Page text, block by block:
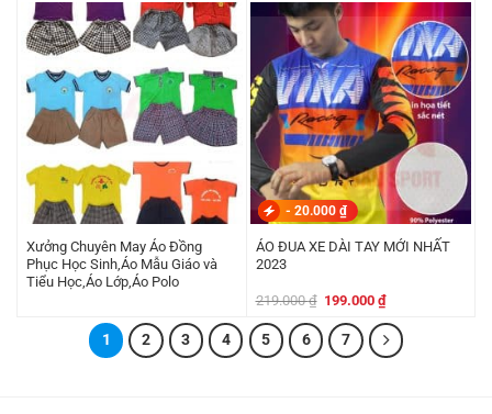
Xưởng Chuyên May Áo Đồng
Phục Học Sinh,Áo Mẫu Giáo và
Tiểu Học,Áo Lớp,Áo Polo
- 20.000 ₫
ÁO ĐUA XE DÀI TAY MỚI NHẤT
2023
219.000₫ Giá
là:
219.000 ₫.
199.000₫Giá
tại
là:
199.000 ₫.
1 2 3 4 5 6 7